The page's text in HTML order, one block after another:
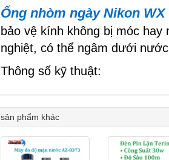
Ống nhòm ngày Nikon WX
bảo vệ kính không bị móc
nghiệt, có thể ngâm dưới
Thông số kỹ thuật:
sản phẩm khác